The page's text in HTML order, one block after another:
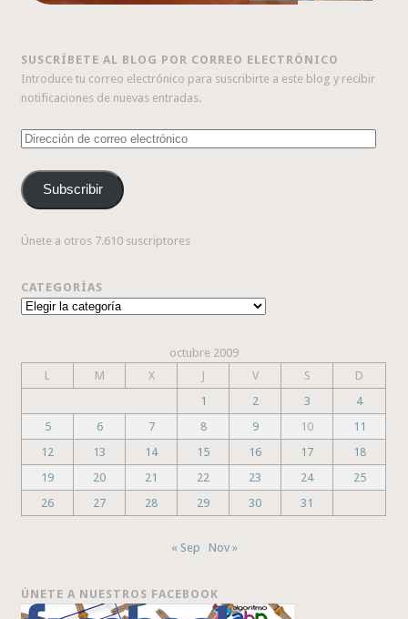
SUSCRÍBETE AL BLOG POR CORREO ELECTRÓNICO
Introduce tu correo electrónico para suscribirte a este blog y recibir
notificaciones de nuevas entradas.
Dirección
correo
electrónico
Subscribir
Únete a otros 7.610 suscriptores
CATEGORÍAS
Categorías
octubre 2009
L
M X J V S
D
1
2 3
4
5
6 7 8 9 10
11
12
13 14 15 16 17
18
19
20 21 22 23 24
25
26
27 28 29 30 31
« Sep Nov »
ÚNETE A NUESTROS FACEBOOK